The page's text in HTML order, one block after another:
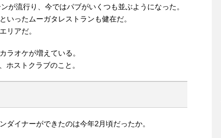
が流行り、今ではパブがいくつも並ぶようになった。
いったムーガタレストランも健在だ。
リアだ。
ラオケが増えている。
ホストクラブのこと。
ダイナーができたのは今年2月頃だったか。